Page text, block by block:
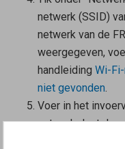
netwerk (SSID)
netwerk van de
weergegeven,
handleiding Wi-
niet gevonden
Voer in het
netwerksleutel